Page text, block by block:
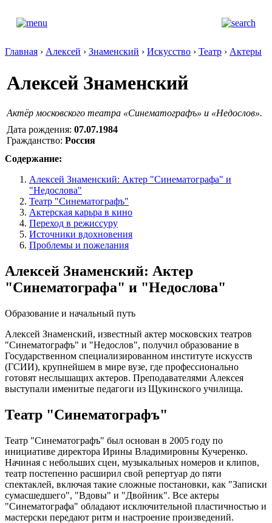
Главная › Алексей › Знаменский › Искусство › Театр › Актеры
Алексей Знаменский
Актёр московского театра «Синематографъ» и «Недослов».
Дата рождения: 07.07.1984
Гражданство: Россия
Содержание:
Алексей Знаменский: Актер "Синематографа" и
"Недослова"
Театр "Синематографъ"
Актерская карьра в кино
Переход в режиссуру
Источники вдохновения
Проблемы и пожелания
Алексей Знаменский: Актер
"Синематографа" и "Недослова"
Образование и начальный путь
Алексей Знаменский, известный актер московских театров
"Синематографъ" и "Недослов", получил образование в
Государственном специализированном институте искусств
(ГСИИ), крупнейшем в мире вузе, где профессионально
готовят неслышащих актеров. Преподавателями Алексея
выступали именитые педагоги из Щукинского училища.
Театр "Синематографъ"
Театр "Синематографъ" был основан в 2005 году по
инициативе директора Ирины Владимировны Кучеренко.
Начиная с небольших сцен, музыкальных номеров и клипов,
театр постепенно расширил свой репертуар до пяти
спектаклей, включая такие сложные постановки, как "Записки
сумасшедшего", "Вдовы" и "Двойник". Все актеры
"Синематографа" обладают исключительной пластичностью и
мастерски передают ритм и настроение произведений.